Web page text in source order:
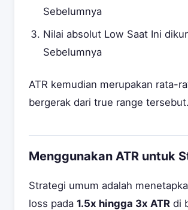
Sebelumnya
Nilai absolut Low Saat Ini
Sebelumnya
ATR kemudian merupakan rata-
bergerak dari true range tersebut.
Menggunakan ATR untuk
Strategi umum adalah
loss pada 1.5x hingga 3x ATR di